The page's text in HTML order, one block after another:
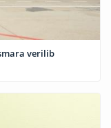
verilib